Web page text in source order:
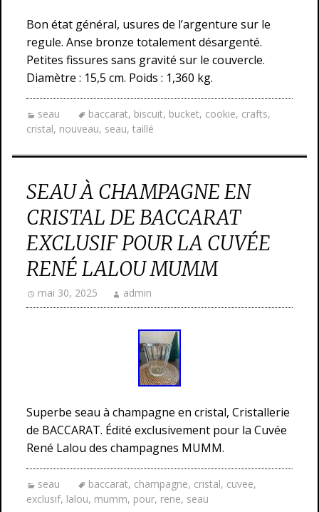
Bon état général, usures de l’argenture sur le
regule. Anse bronze totalement désargenté.
Petites fissures sans gravité sur le couvercle.
Diamètre : 15,5 cm. Poids : 1,360 kg.
seau baccarat, biscuit, bucket, cookie, crafts,
cristal, nouveau, seau, taillé
SEAU À CHAMPAGNE EN
CRISTAL DE BACCARAT
EXCLUSIF POUR LA CUVÉE
RENÉ LALOU MUMM
mai 30, 2025 admin
Superbe seau à champagne en cristal, Cristallerie
de BACCARAT. Édité exclusivement pour la Cuvée
René Lalou des champagnes MUMM.
seau baccarat, champagne, cristal, cuvee,
exclusif, lalou, mumm, pour, rene, seau